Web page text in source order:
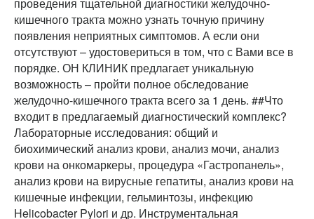
проведения тщательной диагностики желудочно-
кишечного тракта можно узнать точную причину
появления неприятных симптомов. А если они
отсутствуют – удостовериться в том, что с Вами все в
порядке. ОН КЛИНИК предлагает уникальную
возможность – пройти полное обследование
желудочно-кишечного тракта всего за 1 день. ##Что
входит в предлагаемый диагностический комплекс?
Лабораторные исследования: общий и
биохимический анализ крови, анализ мочи, анализ
крови на онкомаркеры, процедура «Гастропанель»,
анализ крови на вирусные гепатиты, анализ крови на
кишечные инфекции, гельминтозы, инфекцию
Helicobacter Pylori и др. Инструментальная